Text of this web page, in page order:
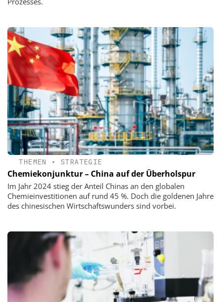
THEMEN • STRATEGIE
Chemiekonjunktur – China auf der Überholspur
Im Jahr 2024 stieg der Anteil Chinas an den globalen
Chemieinvestitionen auf rund 45 %. Doch die goldenen Jahre
des chinesischen Wirtschaftswunders sind vorbei.